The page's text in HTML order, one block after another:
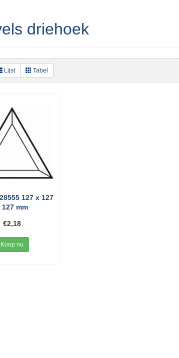
driehoek
Lijst Tabel
127 x 127
127 mm
€2,18
Koop nu